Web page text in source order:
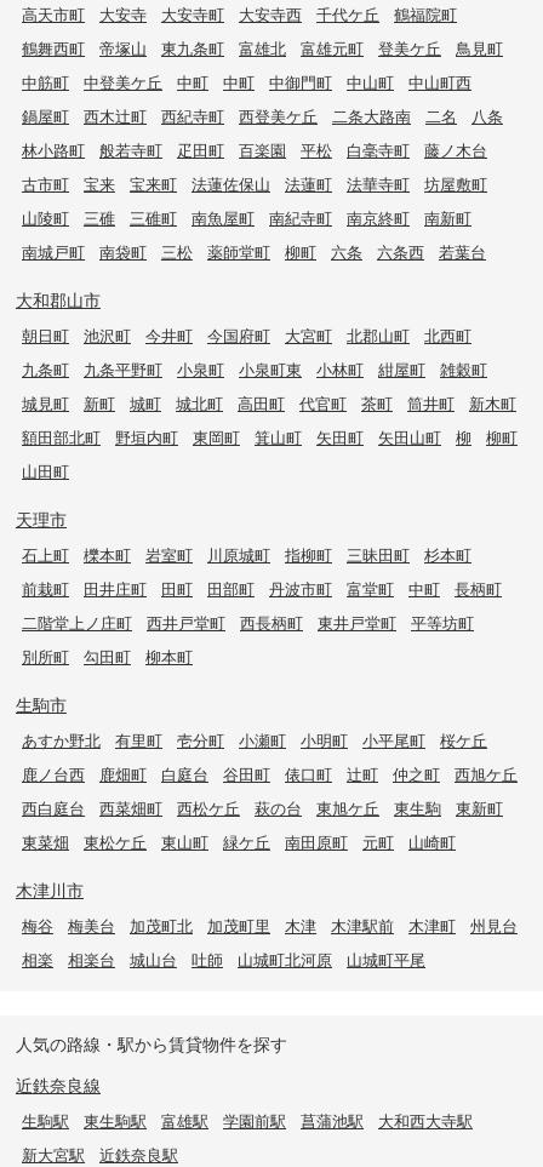
高天市町
大安寺 大安寺町 大安寺西 千代ケ丘
鶴福院町
鶴舞西町
帝塚山 東九条町 富雄北 富雄元町 登美ケ丘
鳥見町
中筋町
中登美ケ丘 中町 中町 中御門町 中山町
中山町西
鍋屋町
西木辻町 西紀寺町 西登美ケ丘 二条大路南 二名
八条
林小路町
般若寺町 疋田町 百楽園 平松 白毫寺町
藤ノ木台
古市町
宝来 宝来町 法蓮佐保山 法蓮町 法華寺町
坊屋敷町
山陵町
三碓 三碓町 南魚屋町 南紀寺町 南京終町
南新町
南城戸町
南袋町 三松 薬師堂町 柳町 六条 六条西 若葉台
大和郡山市
朝日町 池沢町 今井町 今国府町 大宮町 北郡山町
北西町
九条町
九条平野町 小泉町 小泉町東 小林町 紺屋町
雑穀町
城見町
新町 城町 城北町 高田町 代官町 茶町 筒井町
新木町
額田部北町
野垣内町 東岡町 箕山町 矢田町 矢田山町 柳
柳町
山田町
天理市
石上町 櫟本町 岩室町 川原城町 指柳町 三昧田町
杉本町
前栽町
田井庄町 田町 田部町 丹波市町 富堂町 中町
長柄町
二階堂上ノ庄町
西井戸堂町 西長柄町 東井戸堂町
平等坊町
別所町
勾田町 柳本町
生駒市
あすか野北 有里町 壱分町 小瀬町 小明町 小平尾町
桜ケ丘
鹿ノ台西
鹿畑町 白庭台 谷田町 俵口町 辻町 仲之町
西旭ケ丘
西白庭台
西菜畑町 西松ケ丘 萩の台 東旭ケ丘 東生駒
東新町
東菜畑
東松ケ丘 東山町 緑ケ丘 南田原町 元町 山崎町
木津川市
梅谷 梅美台 加茂町北 加茂町里 木津 木津駅前 木津町
州見台
相楽
相楽台 城山台 吐師 山城町北河原 山城町平尾
人気の路線・駅から賃貸物件を探す
近鉄奈良線
生駒駅 東生駒駅 富雄駅 学園前駅 菖蒲池駅
大和西大寺駅
新大宮駅
近鉄奈良駅